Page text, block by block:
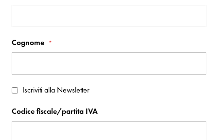
Cognome
Iscriviti alla Newsletter
Codice fiscale/partita IVA